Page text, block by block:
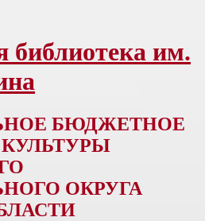
библиотека им.
БЮДЖЕТНОЕ
ОКРУГА